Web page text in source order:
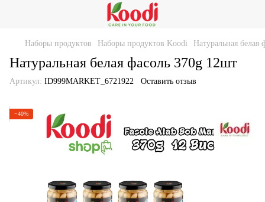
Наборы продуктов Наборы продуктов Koodi Натуральная белая
Натуральная белая фасоль 370g 12шт
Артикул: ID999MARKET_6721922 Оставить отзыв
−40%